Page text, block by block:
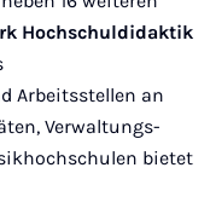
Hochschuldidaktik
Arbeitsstellen an
Verwaltungs-
bietet